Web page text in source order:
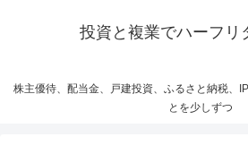
投資と複業でハーフリ
株主優待、配当金、戸建投資、ふるさと納税、
とを少しずつ